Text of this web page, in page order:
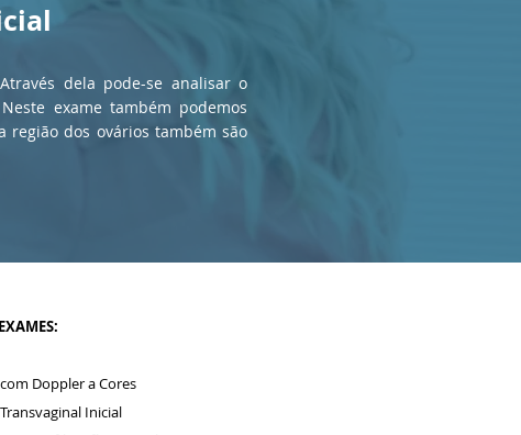
dela pode-se analisar o
exame também podemos
região dos ovários também são
Doppler a Cores
Inicial